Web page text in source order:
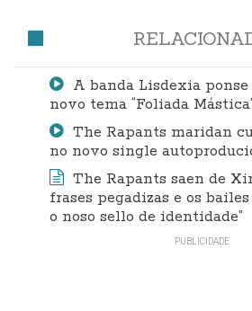
A banda Lisdexia
novo tema “Foliada
The Rapants maridan
no novo single
The Rapants saen de
frases pegadizas e os
o noso sello de identidade”